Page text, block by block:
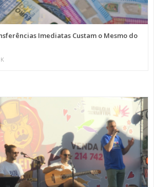
Imediatas Custam o Mesmo do